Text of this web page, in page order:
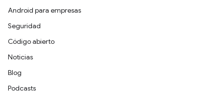
Android para empresas
Seguridad
Código abierto
Noticias
Blog
Podcasts